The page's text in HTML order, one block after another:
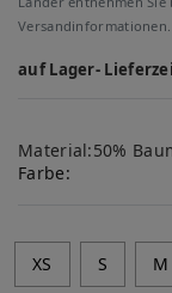
Versandinformationen.
auf Lager-
Material:50%
Farbe:
XS S M